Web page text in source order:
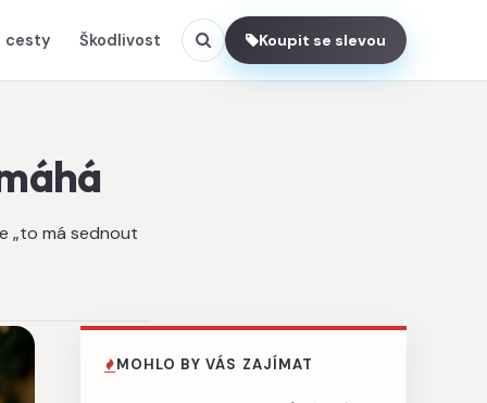
cesty Škodlivost Koupit se slevou
„to má sednout
MOHLO BY VÁS ZAJÍMAT